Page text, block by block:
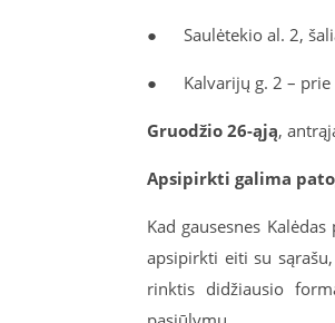
● Saulėtekio al. 2,
● Kalvarijų g. 2 –
Gruodžio 26-ąją,
Apsipirkti galima
Kad gausesnes
apsipirkti eiti su
rinktis didžiausio